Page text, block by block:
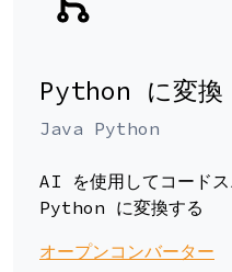
Python に変換
Java Python
AI を使用してコード
Python に変換する
オープンコンバーター